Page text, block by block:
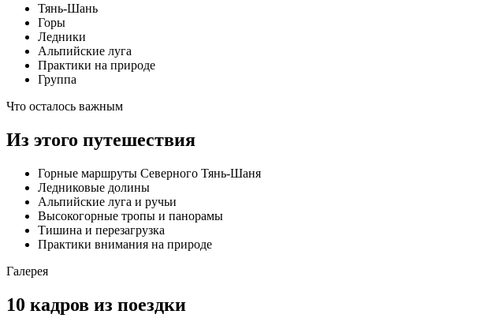
Тянь-Шань
Горы
Ледники
Альпийские луга
Практики на природе
Группа
Что осталось важным
Из этого путешествия
Горные маршруты Северного Тянь-Шаня
Ледниковые долины
Альпийские луга и ручьи
Высокогорные тропы и панорамы
Тишина и перезагрузка
Практики внимания на природе
Галерея
10 кадров из поездки